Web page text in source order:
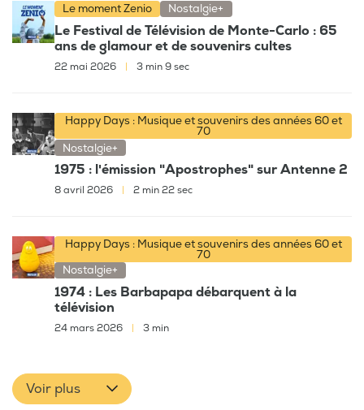
Le moment Zenio Nostalgie+
Le Festival de Télévision de Monte-Carlo : 65
ans de glamour et de souvenirs cultes
22 mai 2026 3 min 9 sec
Happy Days : Musique et souvenirs des années 60 et
70
Nostalgie+
1975 : l'émission "Apostrophes" sur Antenne 2
8 avril 2026 | 2 min 22 sec
Happy Days : Musique et souvenirs des années 60 et
70
Nostalgie+
1974 : Les Barbapapa débarquent à la
télévision
24 mars 2026 3 min
Voir plus